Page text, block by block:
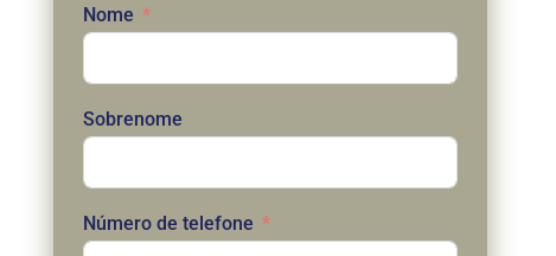
Nome
Sobrenome
Número de telefone